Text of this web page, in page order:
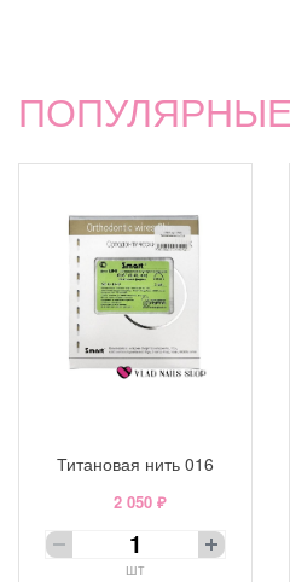
Титановая нить 016
2 050 ₽
шт